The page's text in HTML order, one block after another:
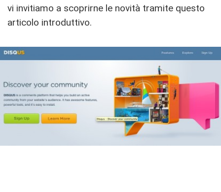
vi invitiamo a scoprirne le novità tramite questo
articolo introduttivo.